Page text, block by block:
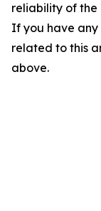
reliability of the
If you have any
related to this
above.